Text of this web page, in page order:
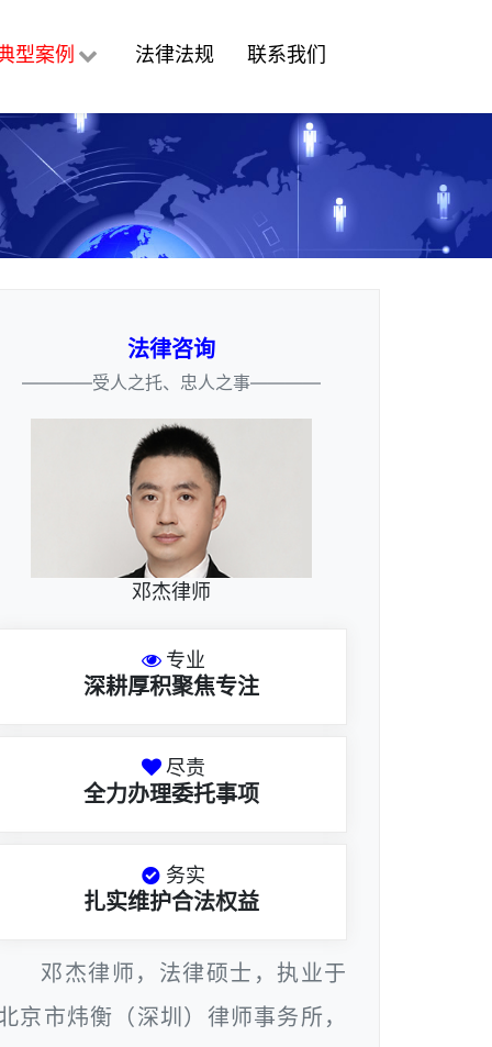
型案例 法律法规 联系我们
法律咨询
————受人之托、忠人之事————
邓杰律师
专业
深耕厚积聚焦专注
尽责
全力办理委托事项
务实
扎实维护合法权益
邓杰律师，法律硕士，执业于
京市炜衡（深圳）律师事务所，